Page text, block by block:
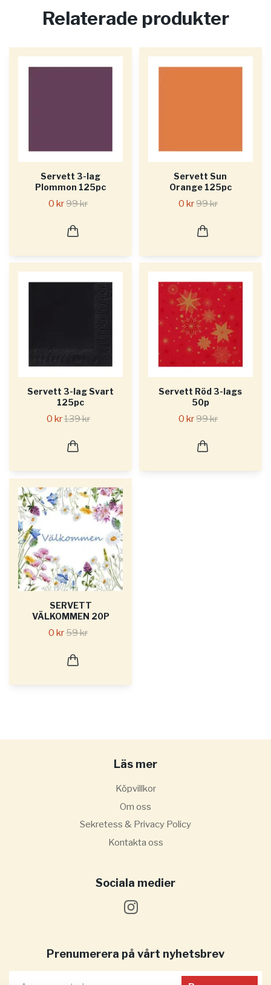
Relaterade produkter
Servett 3-lag
Plommon 125pc
0 kr99 kr
Servett Sun
Orange 125pc
0 kr99 kr
Servett 3-lag Svart
125pc
0 kr139 kr
Servett Röd 3-lags
50p
0 kr99 kr
SERVETT
VÄLKOMMEN 20P
0 kr59 kr
Läs mer
Köpvillkor
Om oss
Sekretess & Privacy Policy
Kontakta oss
Sociala medier
Prenumerera på vårt nyhetsbrev